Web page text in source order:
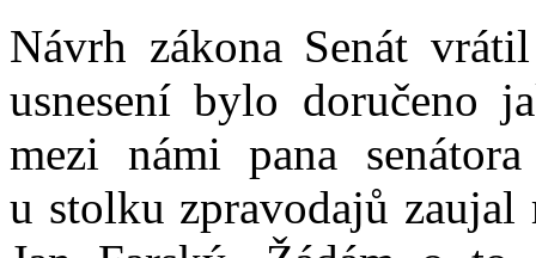
Návrh zákona Senát
usnesení bylo doručeno
mezi námi pana
u stolku zpravodajů zaujal